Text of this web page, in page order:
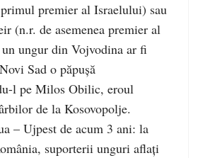
premier al Israelului) sau
(n.r. de asemenea premier al
ungur din Vojvodina ar fi
Sad o păpuşă
l pe Milos Obilic, eroul
de la Kosovopolje.
– Ujpest de acum 3 ani: la
suporterii unguri aflaţi